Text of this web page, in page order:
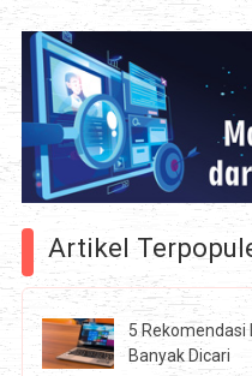
Artikel
5 Rekomendasi
Banyak Dicari